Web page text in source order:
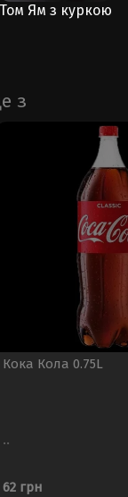
Комбо Ланч 2
з
Кока Кола 0.75L
..
62 грн